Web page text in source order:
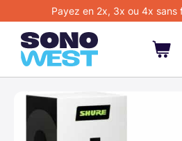
Payez en 2x, 3x ou 4x sans